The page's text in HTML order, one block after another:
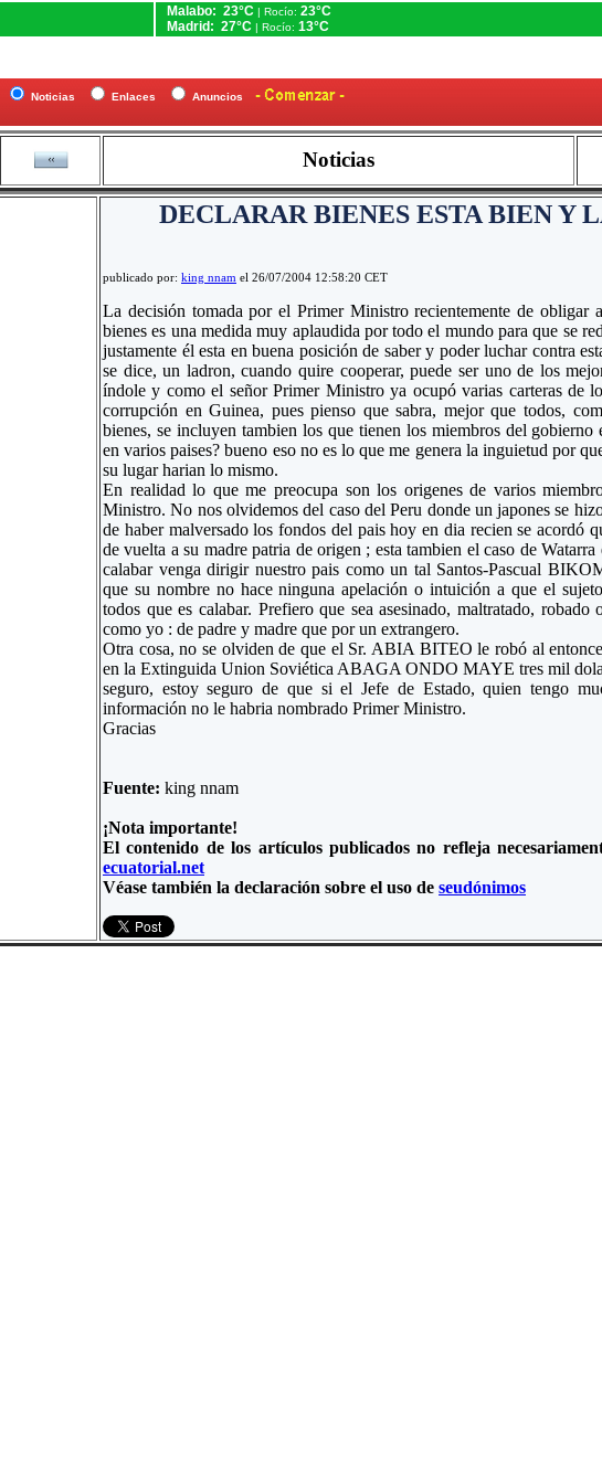
Malabo: 23°C | Rocío: 23°C
Madrid: 27°C | Rocío: 13°C
Noticias Enlaces Anuncios
Noticias
DECLARAR BIENES ESTA BIEN Y
publicado por: king nnam el 26/07/2004 12:58:20 CET
La decisión tomada por el Primer Ministro recientemente de obligar
bienes es una medida muy aplaudida por todo el mundo para que se
justamente él esta en buena posición de saber y poder luchar contra
se dice, un ladron, cuando quire cooperar, puede ser uno de los
índole y como el señor Primer Ministro ya ocupó varias carteras de
corrupción en Guinea, pues pienso que sabra, mejor que todos,
bienes, se incluyen tambien los que tienen los miembros del
en varios paises? bueno eso no es lo que me genera la inguietud por
su lugar harian lo mismo.
En realidad lo que me preocupa son los origenes de varios
Ministro. No nos olvidemos del caso del Peru donde un japones se
de haber malversado los fondos del pais hoy en dia recien se acordó
de vuelta a su madre patria de origen ; esta tambien el caso de
calabar venga dirigir nuestro pais como un tal Santos-Pascual
que su nombre no hace ninguna apelación o intuición a que el
todos que es calabar. Prefiero que sea asesinado, maltratado,
como yo : de padre y madre que por un extrangero.
Otra cosa, no se olviden de que el Sr. ABIA BITEO le robó al
en la Extinguida Union Soviética ABAGA ONDO MAYE tres mil
seguro, estoy seguro de que si el Jefe de Estado, quien tengo
información no le habria nombrado Primer Ministro.
Gracias
Fuente: king nnam
¡Nota importante!
El contenido de los artículos publicados no refleja
ecuatorial.net
Véase también la declaración sobre el uso de seudónimos